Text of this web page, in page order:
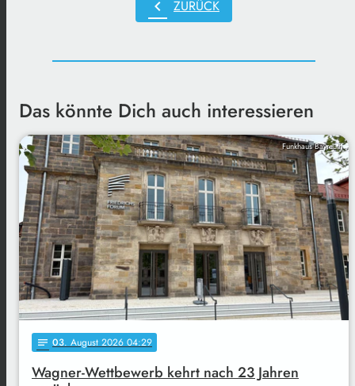
chevron_left ZURÜCK
Das könnte Dich auch interessieren
Funkhaus Bayreuth
notes 03. August 2026 04:29
Wagner-Wettbewerb kehrt nach 23 Jahren